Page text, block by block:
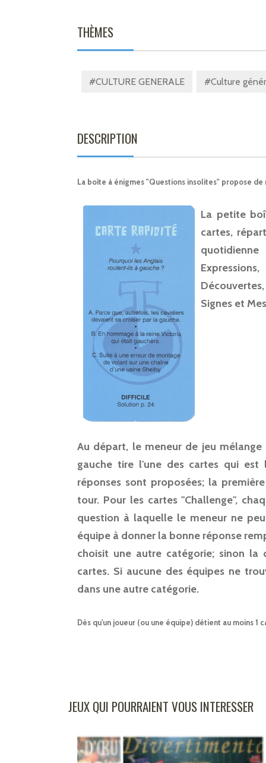
THÈMES
#CULTURE GENERALE #Culture
DESCRIPTION
La boîte à énigmes "Questions insolites" propose
La petite
cartes,
Signes et
Au départ, le meneur de jeu
gauche tire l'une des cartes qui est
réponses sont proposées; la
tour. Pour les cartes "Challenge",
question à laquelle le meneur ne
équipe à donner la bonne réponse
choisit une autre catégorie; sinon
cartes. Si aucune des équipes ne
dans une autre catégorie.
Dès qu'un joueur (ou une équipe) détient au moins
JEUX QUI POURRAIENT VOUS INTERESSER